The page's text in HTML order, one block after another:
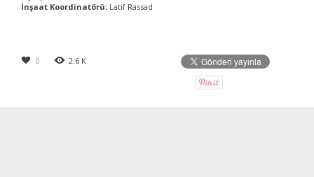
İnşaat Koordinatörü: Latif Rassad
0 2.6 K